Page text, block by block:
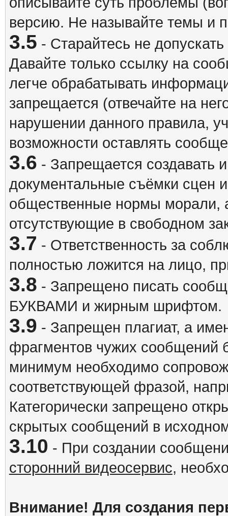
версию. Не называйте темы
3.5 - Старайтесь не
Давайте только ссылку на
легче обрабатывать
запрещается (отвечайте на
нарушении данного правила,
возможности оставлять
3.6 - Запрещается создавать
документальные съёмки сцен
общественные нормы морали,
отсутствующие в свободном
3.7 - Ответственность за
полностью ложится на лицо,
3.8 - Запрещено писать
БУКВАМИ и жирным шрифтом.
3.9 - Запрещен плагиат, а
фрагментов чужих сообщений
минимум необходимо
соответствующей фразой,
Категорически запрещено
скрытых сообщений в
3.10 - При создании
сторонний видеосервис,
Внимание! Для создания